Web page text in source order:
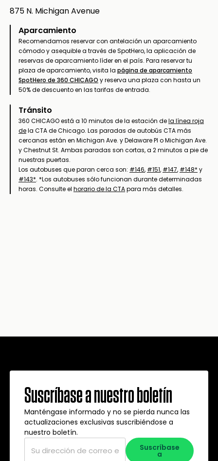
875 N. Michigan Avenue
Aparcamiento
Recomendamos reservar con antelación un aparcamiento
cómodo y asequible a través de SpotHero, la aplicación de
reservas de aparcamiento líder en el país. Para reservar tu
plaza de aparcamiento, visita la página de aparcamiento
SpotHero de 360 CHICAGO y reserva una plaza con hasta un
50% de descuento en las tarifas de entrada.
Tránsito
360 CHICAGO está a 10 minutos de la estación dela línea roja
dela CTA de Chicago. Las paradas de autobús CTA más
cercanas están en Michigan Ave. y Delaware Pl o Michigan Ave.
y Chestnut St. Ambas paradas son cortas, a 2 minutos a pie de
nuestras puertas.
Los autobuses que paran cerca son: #146, #151, #147, #148* y
#143*. *Los autobuses sólo funcionan durante determinadas
horas. Consulte el horario de la CTApara más detalles.
Suscríbase a nuestro boletín
Manténgase informado y no se pierda nunca las
actualizaciones exclusivas suscribiéndose a
nuestro boletín.
Correo
electrónico
Suscríbase
a